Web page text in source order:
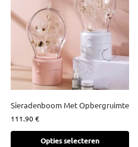
Sieradenboom Met Opbergruimte
111.90€
Opties selecteren